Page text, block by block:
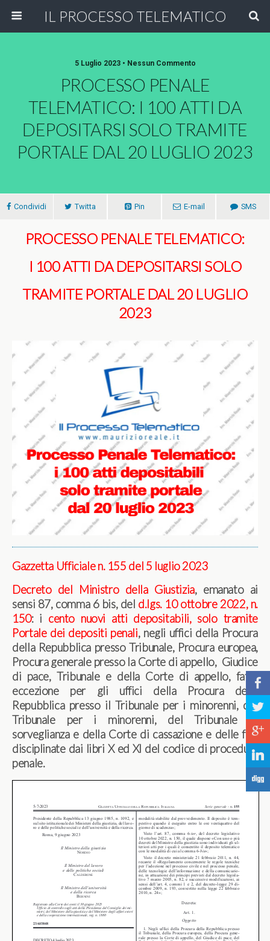
IL PROCESSO TELEMATICO
5 Luglio 2023 • Nessun Commento
PROCESSO PENALE
TELEMATICO: I 100 ATTI DA
DEPOSITARSI SOLO TRAMITE
PORTALE DAL 20 LUGLIO 2023
Condividi Twitta Pin E-mail SMS
PROCESSO PENALE TELEMATICO:
I 100 ATTI DA DEPOSITARSI SOLO
TRAMITE PORTALE DAL 20 LUGLIO
2023
Gazzetta Ufficiale n. 155 del 5 luglio 2023
Decreto del Ministro della Giustizia, emanato ai
sensi 87, comma 6 bis, del d.lgs. 10 ottobre 2022, n.
150: i cento nuovi atti depositabili, solo tramite
Portale dei depositi penali, negli uffici della Procura
della Repubblica presso Tribunale, Procura europea,
Procura generale presso la Corte di appello, Giudice
di pace, Tribunale e della Corte di appello, fatta
eccezione per gli uffici della Procura della
Repubblica presso il Tribunale per i minorenni, del
Tribunale per i minorenni, del Tribunale di
sorveglianza e della Corte di cassazione e delle fasi
disciplinate dai libri X ed XI del codice di procedura
penale.
b
a
c
j
F